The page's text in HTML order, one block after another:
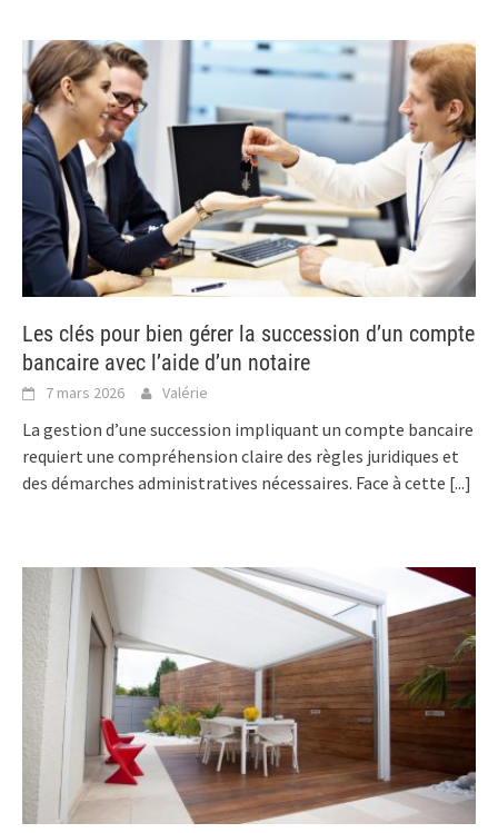
Les clés pour bien gérer la succession d’un compte
bancaire avec l’aide d’un notaire
7 mars 2026 Valérie
La gestion d’une succession impliquant un compte bancaire
requiert une compréhension claire des règles juridiques et
des démarches administratives nécessaires. Face à cette [...]